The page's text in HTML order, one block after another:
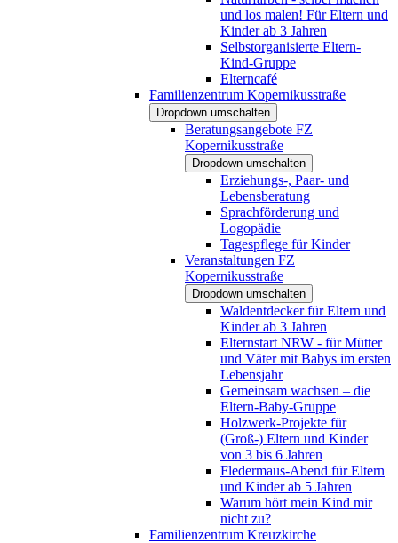
und los malen! Für Eltern und
Kinder ab 3 Jahren
Selbstorganisierte Eltern-
Kind-Gruppe
Elterncafé
Familienzentrum Kopernikusstraße
Dropdown umschalten
Beratungsangebote FZ
Kopernikusstraße
Dropdown umschalten
Erziehungs-, Paar- und
Lebensberatung
Sprachförderung und
Logopädie
Tagespflege für Kinder
Veranstaltungen FZ
Kopernikusstraße
Dropdown umschalten
Waldentdecker für Eltern und
Kinder ab 3 Jahren
Elternstart NRW - für Mütter
und Väter mit Babys im ersten
Lebensjahr
Gemeinsam wachsen – die
Eltern-Baby-Gruppe
Holzwerk-Projekte für
(Groß-) Eltern und Kinder
von 3 bis 6 Jahren
Fledermaus-Abend für Eltern
und Kinder ab 5 Jahren
Warum hört mein Kind mir
nicht zu?
Familienzentrum Kreuzkirche